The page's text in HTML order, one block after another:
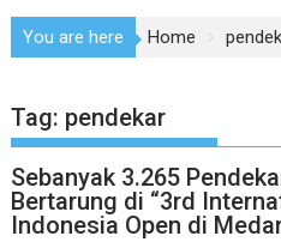
You are here Home
Tag: pendekar
Sebanyak 3.265
Bertarung di “3rd
Indonesia Open di